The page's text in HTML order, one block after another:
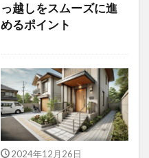
っ越しをスムーズに進
めるポイント
2024年12月26日